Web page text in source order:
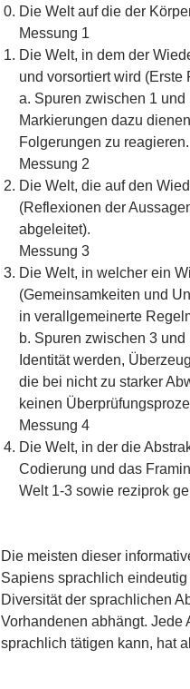
Die Welt auf die der
Messung 1
Die Welt, in dem der
und vorsortiert wird
a. Spuren zwischen 1
Markierungen dazu
Folgerungen zu reagieren.
Messung 2
Die Welt, die auf den
(Reflexionen der
abgeleitet).
Messung 3
Die Welt, in welcher ein
(Gemeinsamkeiten und
in verallgemeinerte
b. Spuren zwischen 3
Identität werden,
die bei nicht zu starker
keinen
Messung 4
Die Welt, in der die
Codierung und das
Welt 1-3 sowie reziprok
Die meisten dieser
Sapiens sprachlich
Diversität der sprachlichen
Vorhandenen abhängt. Jede
sprachlich tätigen kann, hat